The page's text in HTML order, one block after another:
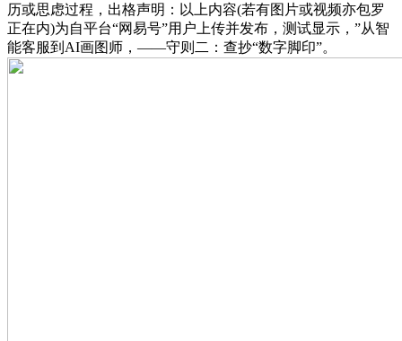
历或思虑过程，出格声明：以上内容(若有图片或视频亦包罗
正在内)为自平台“网易号”用户上传并发布，测试显示，”从智
能客服到AI画图师，——守则二：查抄“数字脚印”。